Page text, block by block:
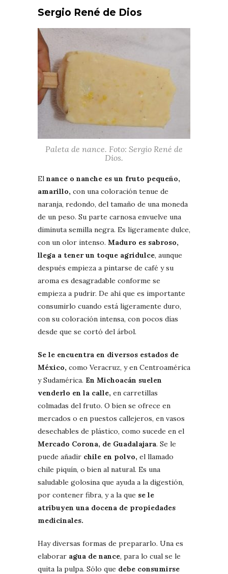
Sergio René de Dios
Paleta de nance. Foto: Sergio René de
Dios.
El nance o nanche es un fruto pequeño,
amarillo, con una coloración tenue de
naranja, redondo, del tamaño de una moneda
de un peso. Su parte carnosa envuelve una
diminuta semilla negra. Es ligeramente dulce,
con un olor intenso. Maduro es sabroso,
llega a tener un toque agridulce, aunque
después empieza a pintarse de café y su
aroma es desagradable conforme se
empieza a pudrir. De ahí que es importante
consumirlo cuando está ligeramente duro,
con su coloración intensa, con pocos días
desde que se cortó del árbol.
Se le encuentra en diversos estados de
México, como Veracruz, y en Centroamérica
y Sudamérica. En Michoacán suelen
venderlo en la calle, en carretillas
colmadas del fruto. O bien se ofrece en
mercados o en puestos callejeros, en vasos
desechables de plástico, como sucede en el
Mercado Corona, de Guadalajara. Se le
puede añadir chile en polvo, el llamado
chile piquín, o bien al natural. Es una
saludable golosina que ayuda a la digestión,
por contener fibra, y a la que se le
atribuyen una docena de propiedades
medicinales.
Hay diversas formas de prepararlo. Una es
elaborar agua de nance, para lo cual se le
quita la pulpa. Sólo que debe consumirse